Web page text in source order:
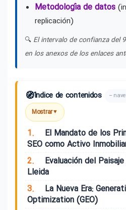
Metodología de datos
replicación)
🔍 El intervalo de confianza del
en los anexos de los enlaces
🧭Índice de contenidos –
Mostrar▼
1.
El Mandato de los
SEO como Activo
2.
Evaluación del
Lleida
3.
La Nueva Era:
Optimization (GEO)